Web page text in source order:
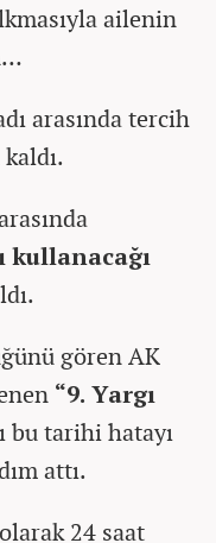
ailenin
arasında tercih
kullanacağı
gören AK
“9. Yargı
bu tarihi hatayı
attı.
24 saat